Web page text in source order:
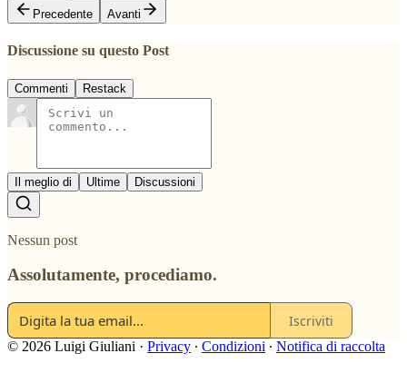
Precedente
Avanti
Discussione su questo Post
Commenti Restack
Il meglio di Ultime Discussioni
Nessun post
Assolutamente, procediamo.
Iscriviti
© 2026 Luigi Giuliani · Privacy ∙ Condizioni ∙ Notifica di raccolta